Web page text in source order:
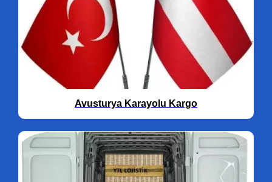
Avusturya Karayolu Kargo